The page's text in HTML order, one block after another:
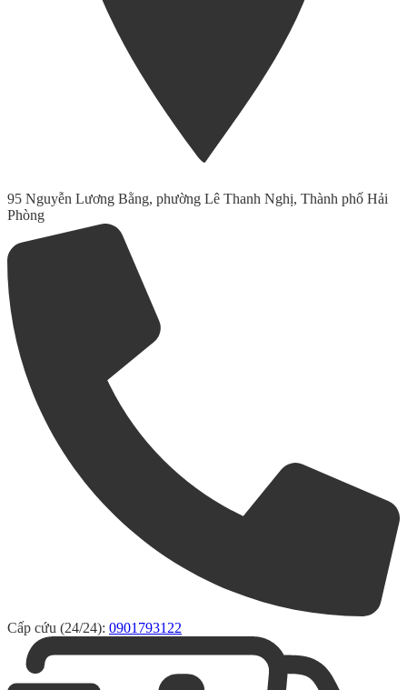
95 Nguyễn Lương Bằng, phường Lê Thanh Nghị, Thành phố Hải
Phòng
Cấp cứu (24/24): 0901793122